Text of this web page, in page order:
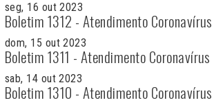
seg, 16 out 2023
Boletim 1312 - Atendimento Coronavírus
dom, 15 out 2023
Boletim 1311 - Atendimento Coronavírus
sab, 14 out 2023
Boletim 1310 - Atendimento Coronavírus